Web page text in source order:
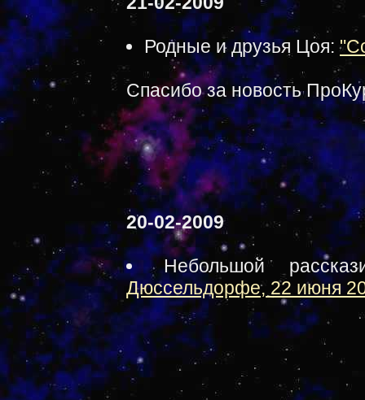
Родные и друзья Цоя:
Спасибо за новость
20-02-2009
Небольшой
Дюссельдорфе, 22 июня